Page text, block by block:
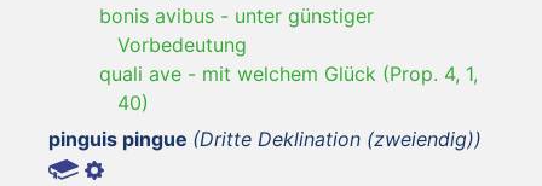
bonis avibus - unter günstiger
Vorbedeutung
quali ave - mit welchem Glück (Prop. 4, 1,
40)
pinguis pingue (Dritte Deklination (zweiendig))